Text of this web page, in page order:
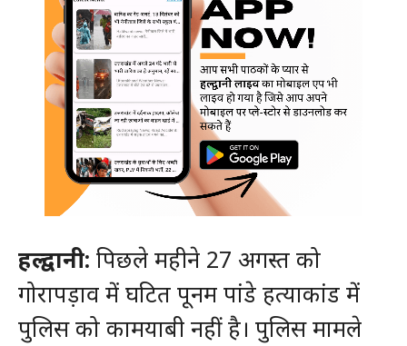
हल्द्वानी: पिछले महीने 27 अगस्त को
गोरापड़ाव में घटित पूनम पांडे हत्याकांड में
पुलिस को कामयाबी नहीं है। पुलिस मामले